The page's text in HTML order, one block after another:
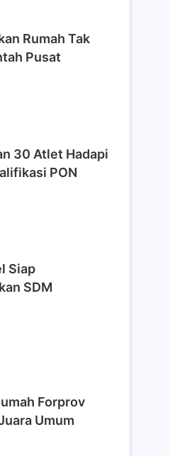
Rumah Tak
Pusat
30 Atlet Hadapi
PON
Siap
SDM
Forprov
Umum